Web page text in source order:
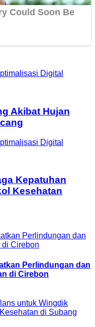
Akibat Hujan
Kepatuhan
Kesehatan
Perlindungan dan
di Cirebon